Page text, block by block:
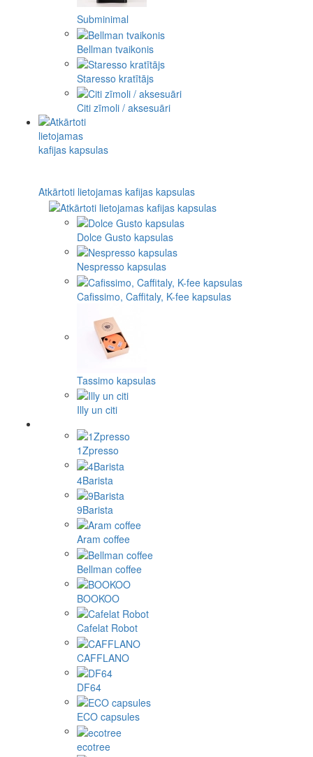
Subminimal
Bellman tvaikonis
Staresso kratītājs
Citi zīmoli / aksesuāri
Atkārtoti lietojamas kafijas kapsulas
Dolce Gusto kapsulas
Nespresso kapsulas
Cafissimo, Caffitaly, K-fee kapsulas
Tassimo kapsulas
Illy un citi
1Zpresso
4Barista
9Barista
Aram coffee
Bellman coffee
BOOKOO
Cafelat Robot
CAFFLANO
DF64
ECO capsules
ecotree